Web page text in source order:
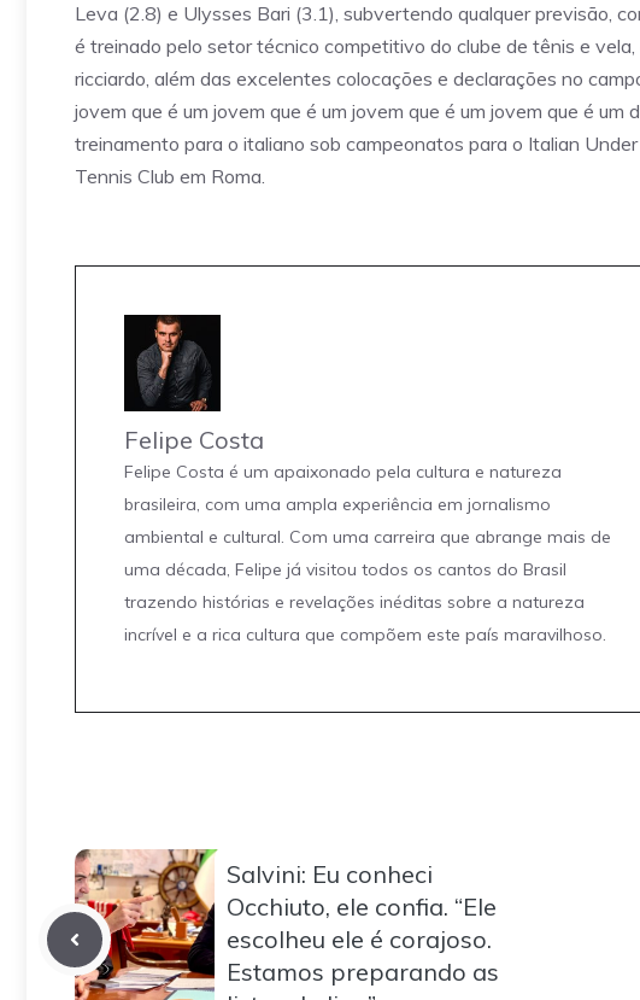
Leva (2.8) e Ulysses Bari (3.1), subvertendo qualquer previsão,
é treinado pelo setor técnico competitivo do clube de tênis e
ricciardo, além das excelentes colocações e declarações no
jovem que é um jovem que é um jovem que é um jovem que é
treinamento para o italiano sob campeonatos para o Italian
Tennis Club em Roma.
Felipe Costa
Felipe Costa é um apaixonado pela cultura e natureza
brasileira, com uma ampla experiência em jornalismo
ambiental e cultural. Com uma carreira que abrange mais de
uma década, Felipe já visitou todos os cantos do Brasil
trazendo histórias e revelações inéditas sobre a natureza
incrível e a rica cultura que compõem este país maravilhoso.
Salvini: Eu conheci
Occhiuto, ele confia. “Ele
escolheu ele é corajoso.
Estamos preparando as